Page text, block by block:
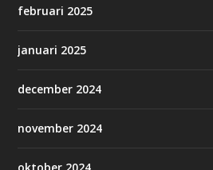
februari 2025
januari 2025
december 2024
november 2024